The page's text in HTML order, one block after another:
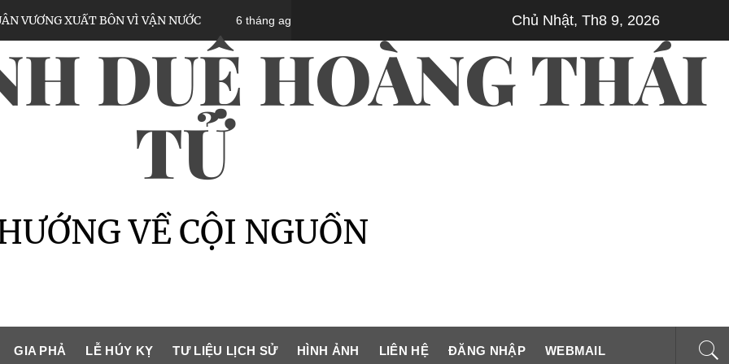
VẬN NƯỚC 6 tháng ago CHÚA NGUYỄN PHÚC ÁNH – VUA GIA LONG NGƯỜI SÁNG LẬP MỘT TRIỀU ĐẠI, KIẾN TẠO MỘT
Chủ Nhật, Th8 9, 2026
DUỆ HOÀNG THÁI
TỬ
VỀ CỘI NGUỒN
GIA PHẢ LỄ HÚY KỴ TƯ LIỆU LỊCH SỬ HÌNH ẢNH LIÊN HỆ ĐĂNG NHẬP WEBMAIL